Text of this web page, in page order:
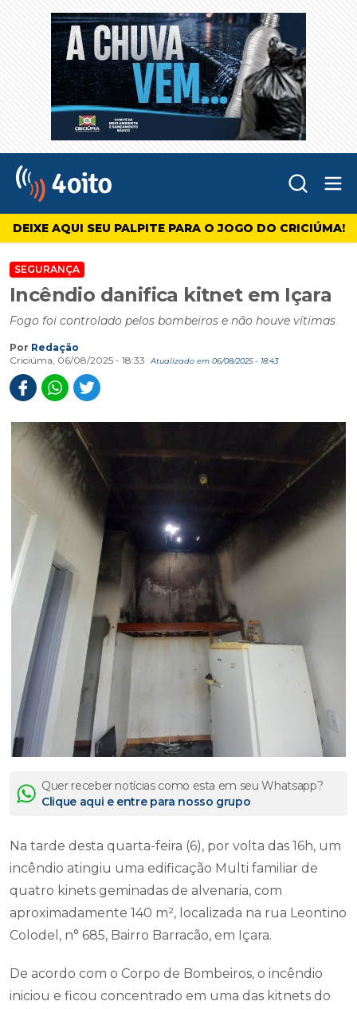
4oito
DEIXE AQUI SEU PALPITE PARA O JOGO DO CRICIÚMA!
SEGURANÇA
Incêndio danifica kitnet em Içara
Fogo foi controlado pelos bombeiros e não houve vítimas
Por Redação
Criciúma, 06/08/2025 - 18:33
Atualizado em 06/08/2025 - 18:43
Quer receber notícias como esta em seu Whatsapp?
Clique aqui e entre para nosso grupo
Na tarde desta quarta-feira (6), por volta das 16h, um
incêndio atingiu uma edificação Multi familiar de
quatro kinets geminadas de alvenaria, com
aproximadamente 140 m², localizada na rua Leontino
Colodel, n° 685, Bairro Barracão, em Içara.
De acordo com o Corpo de Bombeiros, o incêndio
iniciou e ficou concentrado em uma das kitnets do